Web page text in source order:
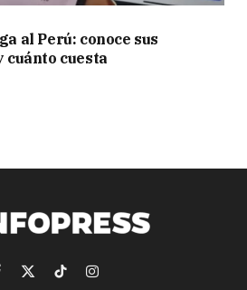
al Perú: conoce sus
cuánto cuesta
X
TikTokInstagram